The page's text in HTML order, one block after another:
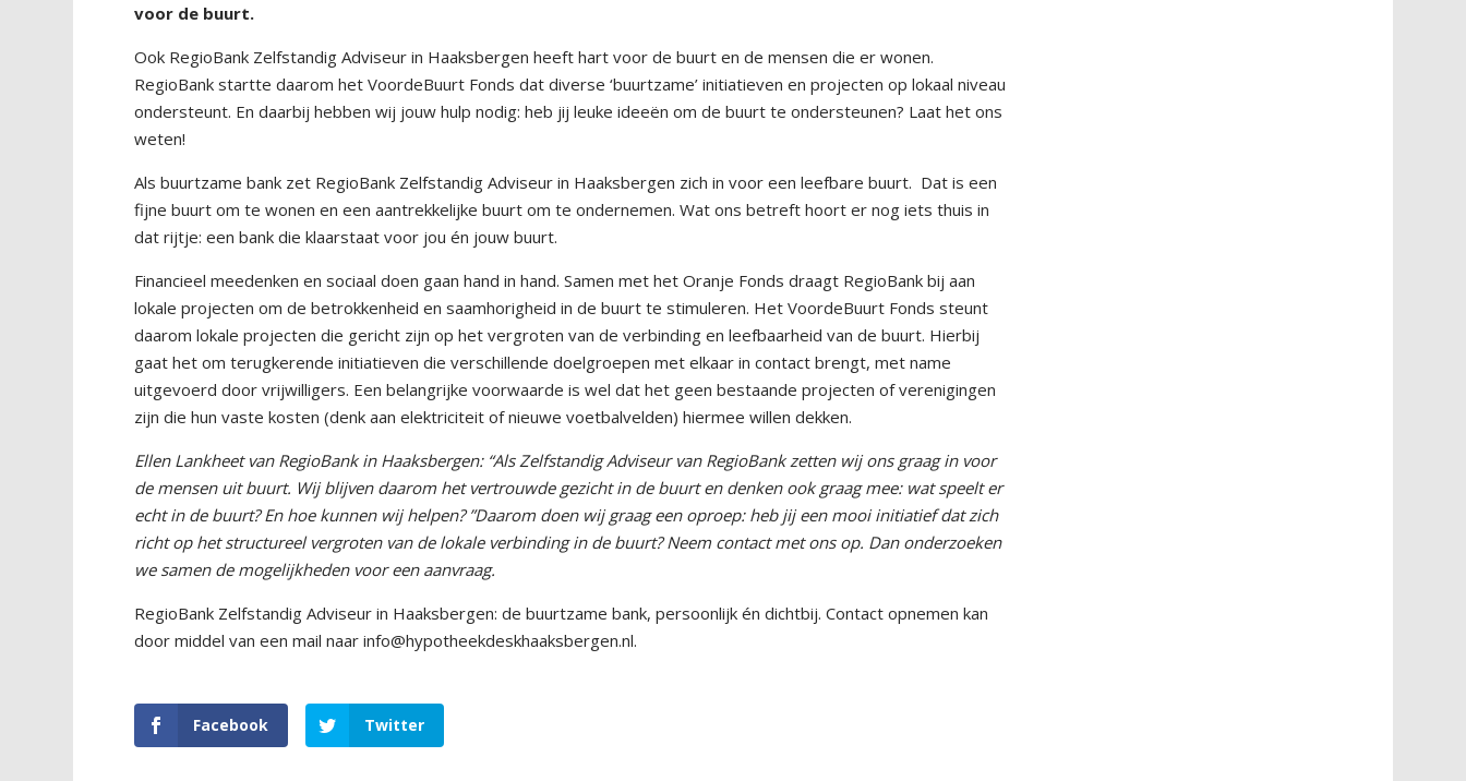
voor de buurt.
Ook RegioBank Zelfstandig Adviseur in Haaksbergen heeft hart voor de buurt en de mensen die er wonen.
RegioBank startte daarom het VoordeBuurt Fonds dat diverse ‘buurtzame’ initiatieven en projecten op lokaal niveau
ondersteunt. En daarbij hebben wij jouw hulp nodig: heb jij leuke ideeën om de buurt te ondersteunen? Laat het ons
weten!
Als buurtzame bank zet RegioBank Zelfstandig Adviseur in Haaksbergen zich in voor een leefbare buurt. Dat is een
fijne buurt om te wonen en een aantrekkelijke buurt om te ondernemen. Wat ons betreft hoort er nog iets thuis in
dat rijtje: een bank die klaarstaat voor jou én jouw buurt.
Financieel meedenken en sociaal doen gaan hand in hand. Samen met het Oranje Fonds draagt RegioBank bij aan
lokale projecten om de betrokkenheid en saamhorigheid in de buurt te stimuleren. Het VoordeBuurt Fonds steunt
daarom lokale projecten die gericht zijn op het vergroten van de verbinding en leefbaarheid van de buurt. Hierbij
gaat het om terugkerende initiatieven die verschillende doelgroepen met elkaar in contact brengt, met name
uitgevoerd door vrijwilligers. Een belangrijke voorwaarde is wel dat het geen bestaande projecten of verenigingen
zijn die hun vaste kosten (denk aan elektriciteit of nieuwe voetbalvelden) hiermee willen dekken.
Ellen Lankheet van RegioBank in Haaksbergen: “Als Zelfstandig Adviseur van RegioBank zetten wij ons graag in voor
de mensen uit buurt. Wij blijven daarom het vertrouwde gezicht in de buurt en denken ook graag mee: wat speelt er
echt in de buurt? En hoe kunnen wij helpen? ”Daarom doen wij graag een oproep: heb jij een mooi initiatief dat zich
richt op het structureel vergroten van de lokale verbinding in de buurt? Neem contact met ons op. Dan onderzoeken
we samen de mogelijkheden voor een aanvraag.
RegioBank Zelfstandig Adviseur in Haaksbergen: de buurtzame bank, persoonlijk én dichtbij. Contact opnemen kan
door middel van een mail naar info@hypotheekdeskhaaksbergen.nl.
Facebook Twitter